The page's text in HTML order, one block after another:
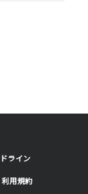
ライン
利用規約